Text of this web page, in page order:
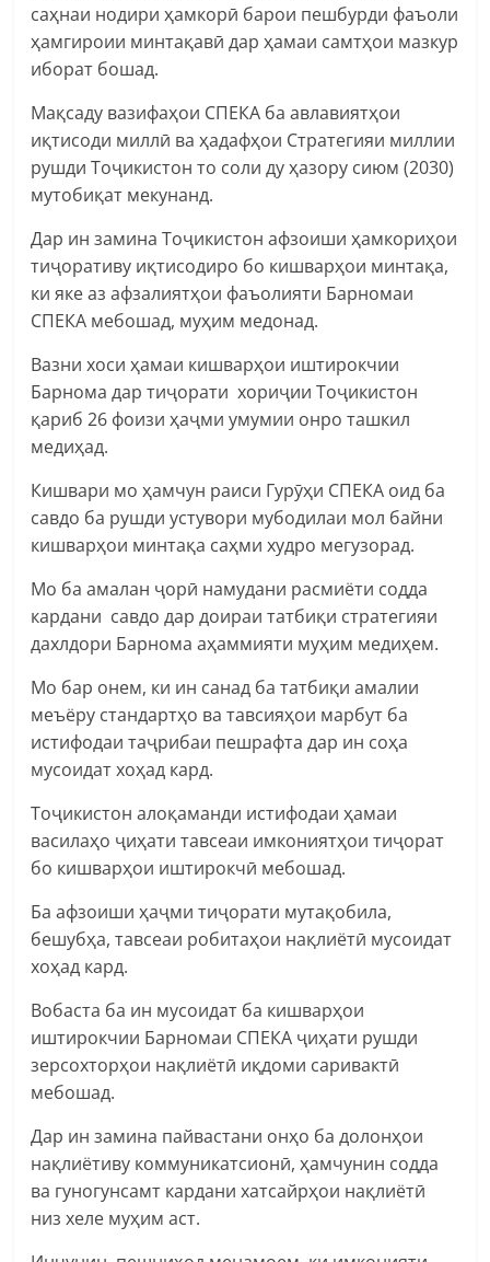
саҳнаи нодири ҳамкорӣ барои пешбурди фаъоли
ҳамгироии минтақавӣ дар ҳамаи самтҳои мазкур
иборат бошад.
Мақсаду вазифаҳои СПЕКА ба авлавиятҳои
иқтисоди миллӣ ва ҳадафҳои Стратегияи миллии
рушди Тоҷикистон то соли ду ҳазору сиюм (2030)
мутобиқат мекунанд.
Дар ин замина Тоҷикистон афзоиши ҳамкориҳои
тиҷоративу иқтисодиро бо кишварҳои минтақа,
ки яке аз афзалиятҳои фаъолияти Барномаи
СПЕКА мебошад, муҳим медонад.
Вазни хоси ҳамаи кишварҳои иштирокчии
Барнома дар тиҷорати хориҷии Тоҷикистон
қариб 26 фоизи ҳаҷми умумии онро ташкил
медиҳад.
Кишвари мо ҳамчун раиси Гурӯҳи СПЕКА оид ба
савдо ба рушди устувори мубодилаи мол байни
кишварҳои минтақа саҳми худро мегузорад.
Мо ба амалан ҷорӣ намудани расмиёти содда
кардани савдо дар доираи татбиқи стратегияи
дахлдори Барнома аҳаммияти муҳим медиҳем.
Мо бар онем, ки ин санад ба татбиқи амалии
меъёру стандартҳо ва тавсияҳои марбут ба
истифодаи таҷрибаи пешрафта дар ин соҳа
мусоидат хоҳад кард.
Тоҷикистон алоқаманди истифодаи ҳамаи
василаҳо ҷиҳати тавсеаи имкониятҳои тиҷорат
бо кишварҳои иштирокчӣ мебошад.
Ба афзоиши ҳаҷми тиҷорати мутақобила,
бешубҳа, тавсеаи робитаҳои нақлиётӣ мусоидат
хоҳад кард.
Вобаста ба ин мусоидат ба кишварҳои
иштирокчии Барномаи СПЕКА ҷиҳати рушди
зерсохторҳои нақлиётӣ иқдоми саривактӣ
мебошад.
Дар ин замина пайвастани онҳо ба долонҳои
нақлиётиву коммуникатсионӣ, ҳамчунин содда
ва гуногунсамт кардани хатсайрҳои нақлиётӣ
низ хеле муҳим аст.